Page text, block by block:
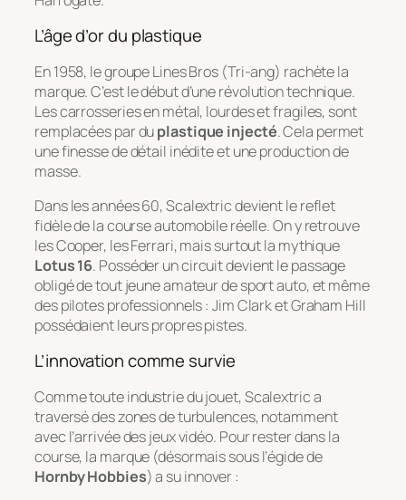
L’âge d’or du plastique
En 1958, le groupe Lines Bros (Tri-ang) rachète la
marque. C’est le début d’une révolution technique.
Les carrosseries en métal, lourdes et fragiles, sont
remplacées par duplastique injecté. Cela permet
une finesse de détail inédite et une production de
masse.
Dans les années 60, Scalextric devient le reflet
fidèle de la course automobile réelle. On y retrouve
les Cooper, les Ferrari, mais surtout la mythique
Lotus 16. Posséder un circuit devient le passage
obligé de tout jeune amateur de sport auto, et même
des pilotes professionnels : Jim Clark et Graham Hill
possédaient leurs propres pistes.
L’innovation comme survie
Comme toute industrie du jouet, Scalextric a
traversé des zones de turbulences, notamment
avec l’arrivée des jeux vidéo. Pour rester dans la
course, la marque (désormais sous l’égide de
Hornby Hobbies) a su innover :